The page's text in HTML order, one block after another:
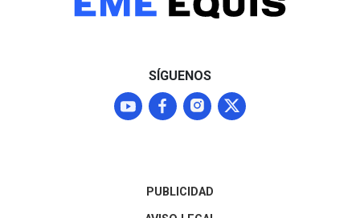
autorizadas por el propio
de los habitantes vive en
pobreza y padece graves
SÍGUENOS
PUBLICIDAD